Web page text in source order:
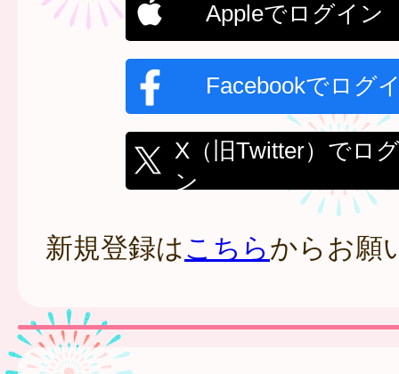
Appleでログイン
Facebookでログ
X（旧Twitter）でロ
ン
新規登録はこちらからお願